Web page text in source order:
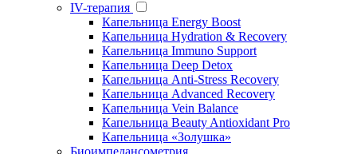
IV-терапия
Капельница Energy Boost
Капельница Hydration & Recovery
Капельница Immuno Support
Капельница Deep Detox
Капельница Anti-Stress Recovery
Капельница Advanced Recovery
Капельница Vein Balance
Капельница Beauty Antioxidant Pro
Капельница «Золушка»
Биоимпедансометрия